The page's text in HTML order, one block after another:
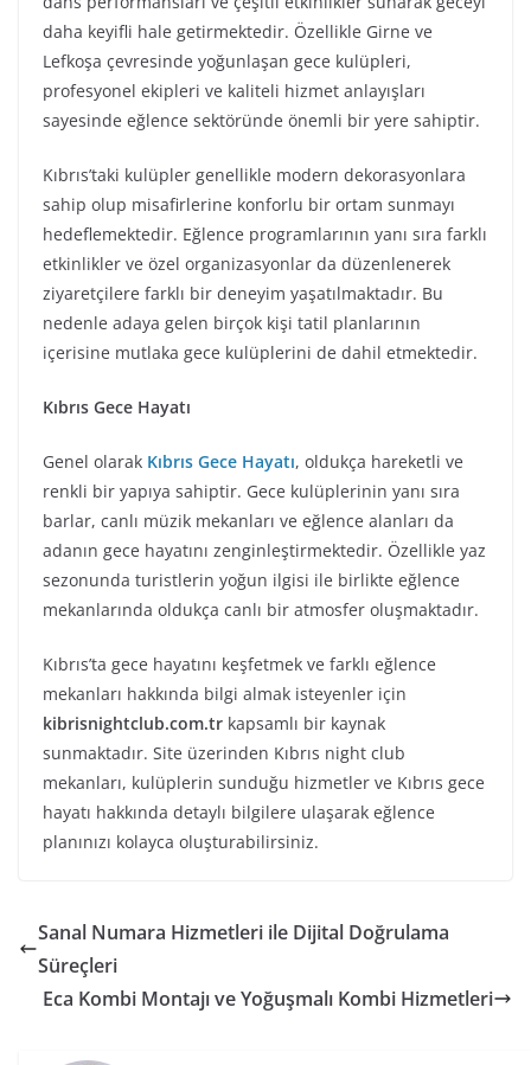
daha keyifli hale getirmektedir. Özellikle Girne ve
Lefkoşa çevresinde yoğunlaşan gece kulüpleri,
profesyonel ekipleri ve kaliteli hizmet anlayışları
sayesinde eğlence sektöründe önemli bir yere sahiptir.
Kıbrıs’taki kulüpler genellikle modern dekorasyonlara
sahip olup misafirlerine konforlu bir ortam sunmayı
hedeflemektedir. Eğlence programlarının yanı sıra farklı
etkinlikler ve özel organizasyonlar da düzenlenerek
ziyaretçilere farklı bir deneyim yaşatılmaktadır. Bu
nedenle adaya gelen birçok kişi tatil planlarının
içerisine mutlaka gece kulüplerini de dahil etmektedir.
Kıbrıs Gece Hayatı
Genel olarak Kıbrıs Gece Hayatı, oldukça hareketli ve
renkli bir yapıya sahiptir. Gece kulüplerinin yanı sıra
barlar, canlı müzik mekanları ve eğlence alanları da
adanın gece hayatını zenginleştirmektedir. Özellikle yaz
sezonunda turistlerin yoğun ilgisi ile birlikte eğlence
mekanlarında oldukça canlı bir atmosfer oluşmaktadır.
Kıbrıs’ta gece hayatını keşfetmek ve farklı eğlence
mekanları hakkında bilgi almak isteyenler için
kibrisnightclub.com.tr kapsamlı bir kaynak
sunmaktadır. Site üzerinden Kıbrıs night club
mekanları, kulüplerin sunduğu hizmetler ve Kıbrıs gece
hayatı hakkında detaylı bilgilere ulaşarak eğlence
planınızı kolayca oluşturabilirsiniz.
Sanal Numara Hizmetleri ile Dijital Doğrulama
Süreçleri
Eca Kombi Montajı ve Yoğuşmalı Kombi Hizmetleri